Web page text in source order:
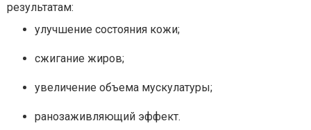
результатам:
улучшение состояния кожи;
сжигание жиров;
увеличение объема мускулатуры;
ранозаживляющий эффект.